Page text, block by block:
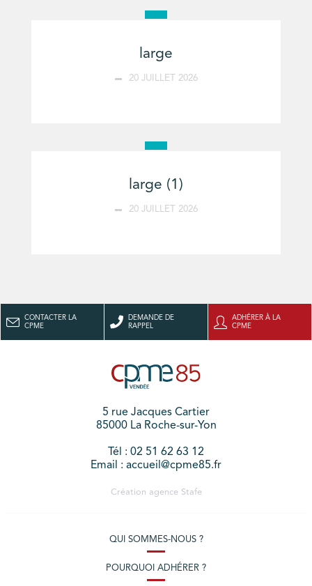
large
20 JUILLET 2026
large (1)
20 JUILLET 2026
CONTACTER LA
CPME
DEMANDE DE
RAPPEL
ADHÉRER À LA
CPME
5 rue Jacques Cartier
85000 La Roche-sur-Yon
Tél : 02 51 62 63 12
Email : accueil@cpme85.fr
Création agence Stafe
QUI SOMMES-NOUS ?
POURQUOI ADHÉRER ?